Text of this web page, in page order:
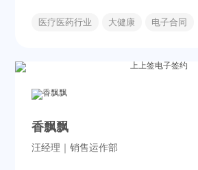
医疗医药行业 大健康 电子合同
香飘飘
汪经理｜销售运作部